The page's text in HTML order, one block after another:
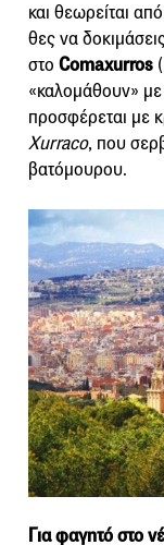
και θεωρείται
θες να
στο Comaxurros (
«καλομάθουν» με
προσφέρεται με
Xurraco, που
βατόμουρου.
Για φαγητό στο